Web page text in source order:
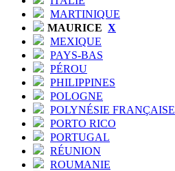
MARTINIQUE
MAURICE X
MEXIQUE
PAYS-BAS
PÉROU
PHILIPPINES
POLOGNE
POLYNÉSIE FRANÇAISE
PORTO RICO
PORTUGAL
RÉUNION
ROUMANIE